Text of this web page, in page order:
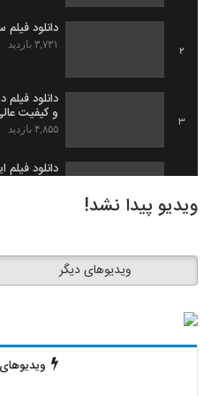
2
دانلود
۳,۷۳۱ بازدید
3
دانلود
و کیفیت
۴,۸۵۵ بازدید
دانلود
جرموز
دانلود فیلم
ویدیو پیدا نشد!
ویدیوهای دیگر